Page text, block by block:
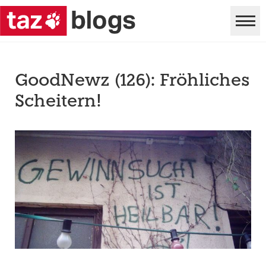
GoodNewz (126): Fröhliches
Scheitern!